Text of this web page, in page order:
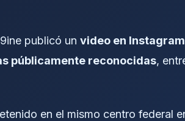
publicó un video en Instagram
públicamente reconocidas,
en el mismo centro federal